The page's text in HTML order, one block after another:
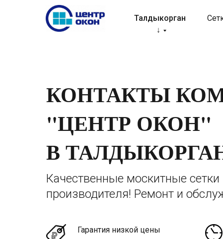
Талдыкорган
↓
КОНТАКТЫ
"ЦЕНТР ОКОН"
В
Гарантия низкой цены
Качественные москитные
производителя! Ремонт и